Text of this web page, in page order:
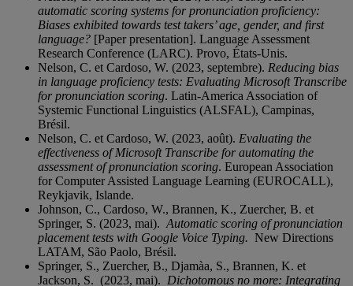
automatic scoring systems for pronunciation proficiency:
Biases exhibited towards test takers’ age, gender, and first
language? [Paper presentation]. Language Assessment
Research Conference (LARC). Provo, États-Unis.
Nelson, C. et Cardoso, W. (2023, septembre). Reducing bias
in language proficiency tests: Evaluating Microsoft Transcribe
for pronunciation scoring. Latin-America Association of
Systemic Functional Linguistics (ALSFAL), Campinas,
Brésil.
Nelson, C. et Cardoso, W. (2023, août). Evaluating the
effectiveness of Microsoft Transcribe for automating the
assessment of pronunciation scoring. European Association
for Computer Assisted Language Learning (EUROCALL),
Reykjavik, Islande.
Johnson, C., Cardoso, W., Brannen, K., Zuercher, B. et
Springer, S. (2023, mai). Automatic scoring of pronunciation
placement tests with Google Voice Typing. New Directions
LATAM, São Paolo, Brésil.
Springer, S., Zuercher, B., Djamàa, S., Brannen, K. et
Jackson, S. (2023, mai). Dichotomous no more: Integrating